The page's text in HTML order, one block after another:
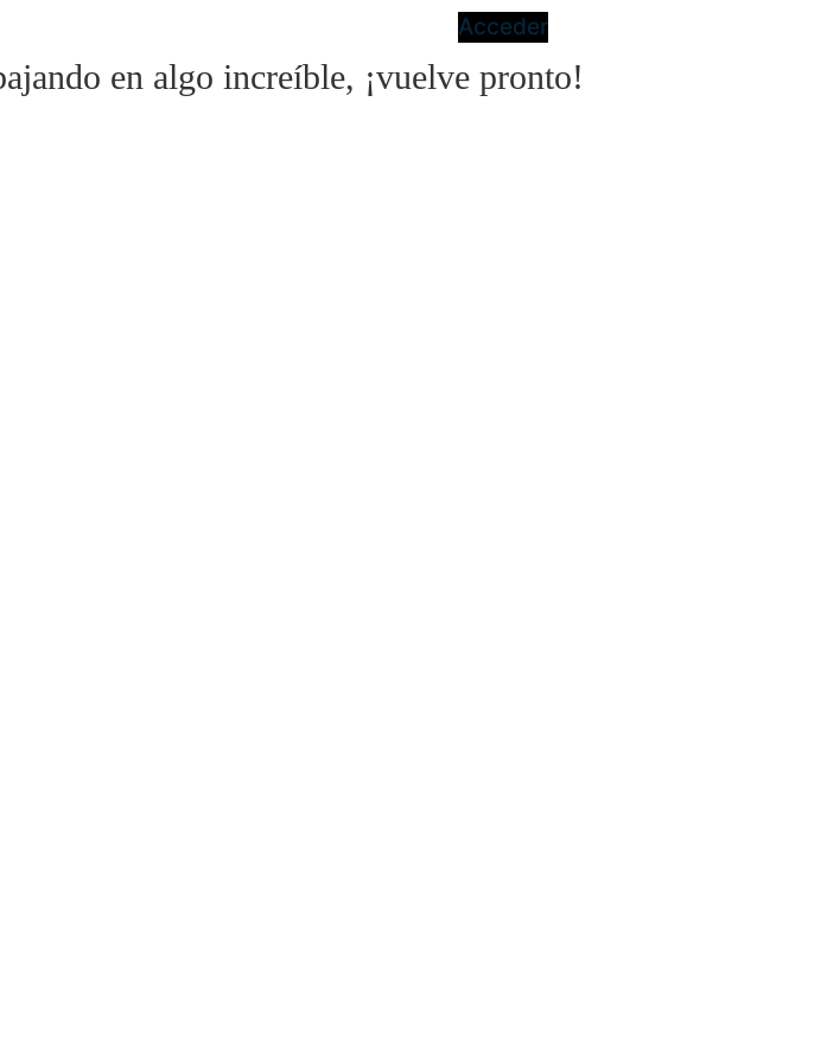
Acceder
en algo increíble, ¡vuelve pronto!